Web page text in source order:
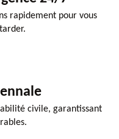
rapidement pour vous
civile, garantissant